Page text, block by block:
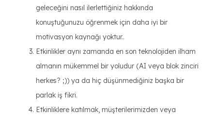
geleceğini nasıl ilerlettiğiniz hakkında
konuştuğunuzu öğrenmek için daha iyi bir
motivasyon kaynağı yoktur..
Etkinlikler aynı zamanda en son teknolojiden ilham
almanın mükemmel bir yoludur (AI veya blok zinciri
herkes? ;)) ya da hiç düşünmediğiniz başka bir
parlak iş fikri.
Etkinliklere katılmak, müşterilerimizden veya